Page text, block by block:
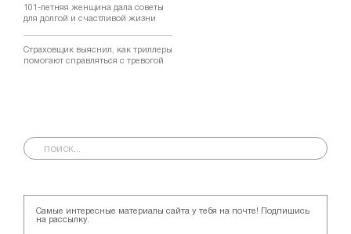
101-летняя женщина дала советы
для долгой и счастливой жизни
Страховщик выяснил, как триллеры
помогают справляться с тревогой
Самые интересные материалы сайта у тебя на почте! Подпишись
на рассылку.